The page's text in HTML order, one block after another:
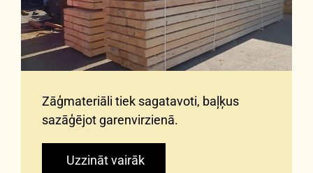
Zāģmateriāli tiek sagatavoti, baļķus
sazāģējot garenvirzienā.
Uzzināt vairāk